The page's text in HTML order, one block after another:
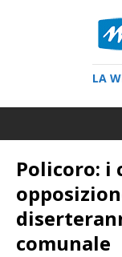
LA
Policoro: i
comunale